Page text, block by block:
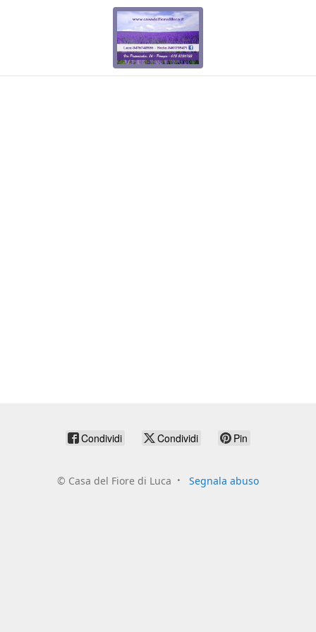
Condividi Condividi Pin
© Casa del Fiore di Luca Segnala abuso